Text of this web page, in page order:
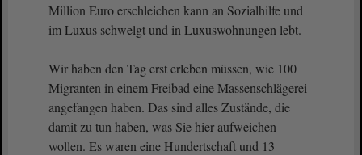
Million Euro erschleichen kann an Sozialhilfe und
im Luxus schwelgt und in Luxuswohnungen lebt.
Wir haben den Tag erst erleben müssen, wie 100
Migranten in einem Freibad eine Massenschlägerei
angefangen haben. Das sind alles Zustände, die
damit zu tun haben, was Sie hier aufweichen
wollen. Es waren eine Hundertschaft und 13